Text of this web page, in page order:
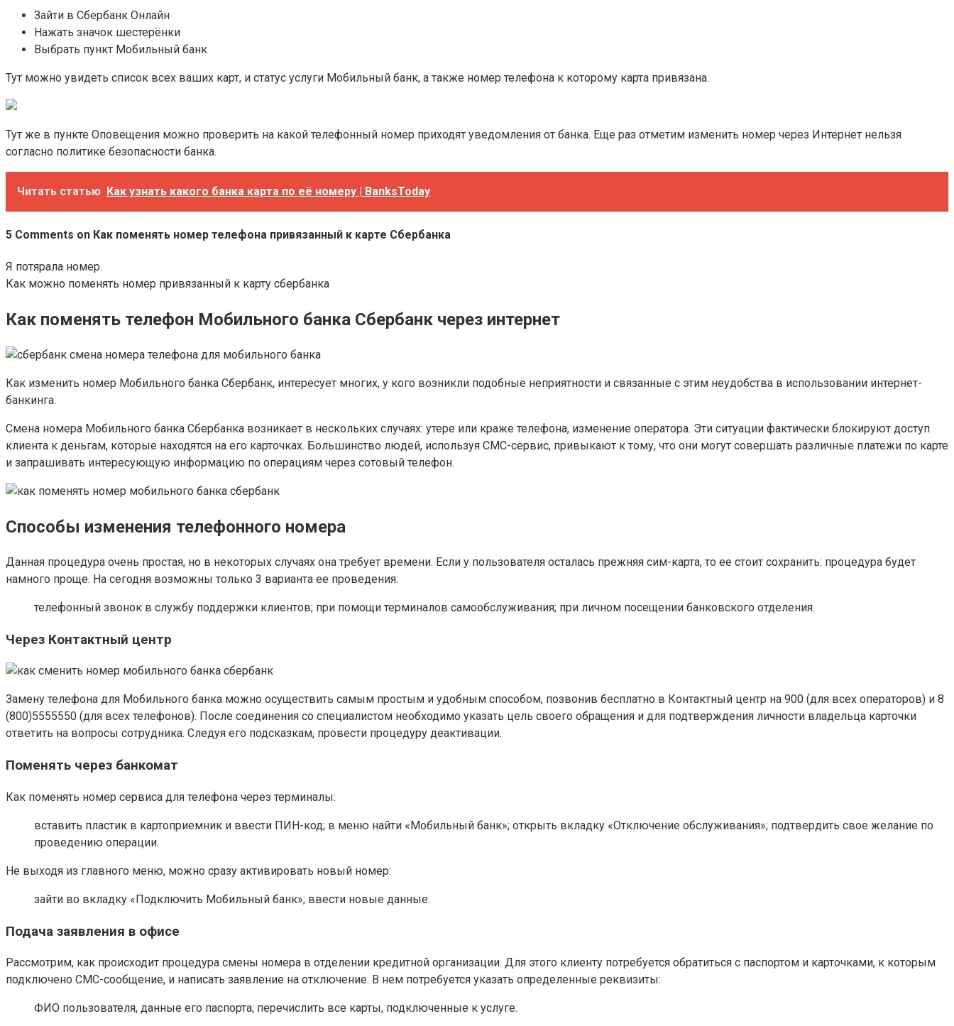
Зайти в Сбербанк Онлайн
Нажать значок шестерёнки
Выбрать пункт Мобильный банк
Тут можно увидеть список всех ваших карт, и статус услуги Мобильный банк, а также номер телефона к которому карта привязана.
Тут же в пункте Оповещения можно проверить на какой телефонный номер приходят уведомления от банка. Еще раз отметим изменить номер через Интернет нельзя
согласно политике безопасности банка.
Читать статью Как узнать какого банка карта по её номеру | BanksToday
5 Comments on Как поменять номер телефона привязанный к карте Cбербанка
Я потярала номер.
Как можно поменять номер привязанный к карту сбербанка
Как поменять телефон Мобильного банка Сбербанк через интернет
Как изменить номер Мобильного банка Сбербанк, интересует многих, у кого возникли подобные неприятности и связанные с этим неудобства в использовании интернет-
банкинга.
Смена номера Мобильного банка Сбербанка возникает в нескольких случаях: утере или краже телефона, изменение оператора. Эти ситуации фактически блокируют доступ
клиента к деньгам, которые находятся на его карточках. Большинство людей, используя СМС-сервис, привыкают к тому, что они могут совершать различные платежи по карте
и запрашивать интересующую информацию по операциям через сотовый телефон.
Способы изменения телефонного номера
Данная процедура очень простая, но в некоторых случаях она требует времени. Если у пользователя осталась прежняя сим-карта, то ее стоит сохранить: процедура будет
намного проще. На сегодня возможны только 3 варианта ее проведения:
телефонный звонок в службу поддержки клиентов; при помощи терминалов самообслуживания; при личном посещении банковского отделения.
Через Контактный центр
Замену телефона для Мобильного банка можно осуществить самым простым и удобным способом, позвонив бесплатно в Контактный центр на 900 (для всех операторов) и 8
(800)5555550 (для всех телефонов). После соединения со специалистом необходимо указать цель своего обращения и для подтверждения личности владельца карточки
ответить на вопросы сотрудника. Следуя его подсказкам, провести процедуру деактивации.
Поменять через банкомат
Как поменять номер сервиса для телефона через терминалы:
вставить пластик в картоприемник и ввести ПИН-код; в меню найти «Мобильный банк»; открыть вкладку «Отключение обслуживания»; подтвердить свое желание по
проведению операции.
Не выходя из главного меню, можно сразу активировать новый номер:
зайти во вкладку «Подключить Мобильный банк»; ввести новые данные.
Подача заявления в офисе
Рассмотрим, как происходит процедура смены номера в отделении кредитной организации. Для этого клиенту потребуется обратиться с паспортом и карточками, к которым
подключено СМС-сообщение, и написать заявление на отключение. В нем потребуется указать определенные реквизиты:
ФИО пользователя, данные его паспорта; перечислить все карты, подключенные к услуге.